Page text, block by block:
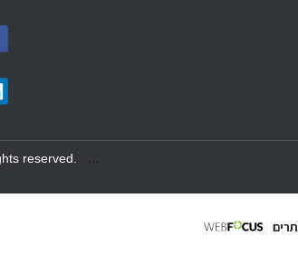
...
reserved.